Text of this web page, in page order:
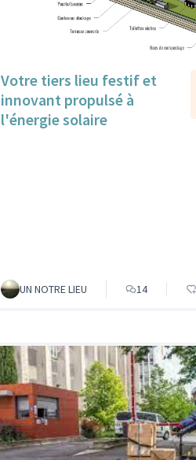
Votre tiers lieu festif et
innovant propulsé à
l'énergie solaire
UN NOTRE LIEU 14